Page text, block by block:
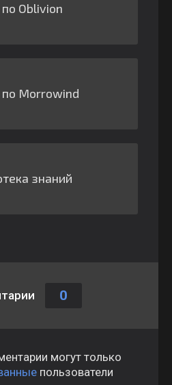
по Oblivion
по Morrowind
знаний
0
могут только
пользователи